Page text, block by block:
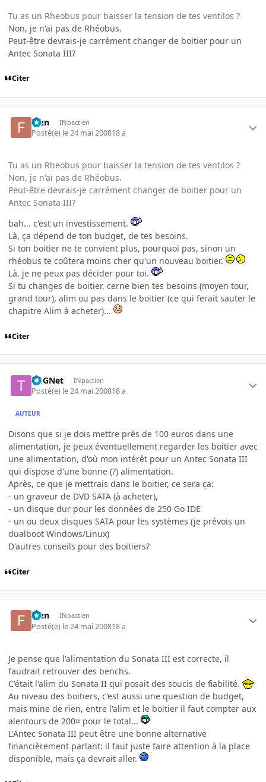
Tu as un Rheobus pour baisser la tension de tes ventilos ?
Non, je n'ai pas de Rhéobus.
Peut-être devrais-je carrément changer de boitier pour un
Antec Sonata III?
Citer
fbzn INpactien
Posté(e) le 24 mai 200818 a
Tu as un Rheobus pour baisser la tension de tes ventilos ?
Non, je n'ai pas de Rhéobus.
Peut-être devrais-je carrément changer de boitier pour un
Antec Sonata III?
bah... c'est un investissement.
Là, ça dépend de ton budget, de tes besoins.
Si ton boitier ne te convient plus, pourquoi pas, sinon un
rhéobus te coûtera moins cher qu'un nouveau boitier.
Là, je ne peux pas décider pour toi.
Si tu changes de boitier, cerne bien tes besoins (moyen tour,
grand tour), alim ou pas dans le boitier (ce qui ferait sauter le
chapitre Alim à acheter)...
Citer
THGNet INpactien
Posté(e) le 24 mai 200818 a
AUTEUR
Disons que si je dois mettre près de 100 euros dans une
alimentation, je peux éventuellement regarder les boitier avec
une alimentation, d'où mon intérêt pour un Antec Sonata III
qui dispose d'une bonne (?) alimentation.
Après, ce que je mettrais dans le boitier, ce sera ça:
- un graveur de DVD SATA (à acheter),
- un disque dur pour les données de 250 Go IDE
- un ou deux disques SATA pour les systèmes (je prévois un
dualboot Windows/Linux)
D'autres conseils pour des boitiers?
Citer
fbzn INpactien
Posté(e) le 24 mai 200818 a
Je pense que l'alimentation du Sonata III est correcte, il
faudrait retrouver des benchs.
C'était l'alim du Sonata II qui posait des soucis de fiabilité.
Au niveau des boitiers, c'est aussi une question de budget,
mais mine de rien, entre l'alim et le boitier il faut compter aux
alentours de 200¤ pour le total...
L'Antec Sonata III peut être une bonne alternative
financièrement parlant: il faut juste faire attention à la place
disponible, mais ça devrait aller.